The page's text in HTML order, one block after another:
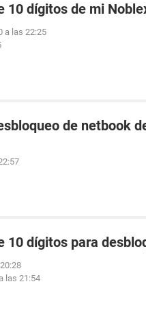
10 dígitos de mi
a las 22:25
de netbook
10 dígitos para
las 21:54